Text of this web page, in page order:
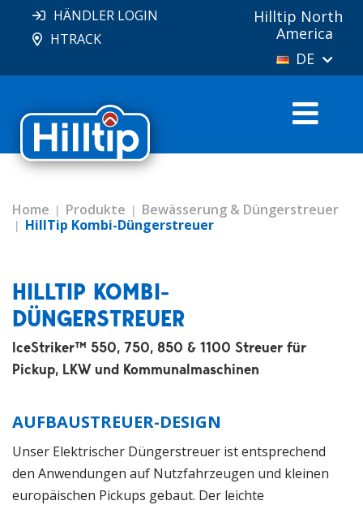
HÄNDLER LOGIN
HTRACK
Hilltip North
America
DE
Home Produkte
Bewässerung & Düngerstreuer
HillTip Kombi-Düngerstreuer
HILLTIP KOMBI-
DÜNGERSTREUER
IceStriker™ 550, 750, 850 & 1100 Streuer für
Pickup, LKW und Kommunalmaschinen
AUFBAUSTREUER-DESIGN
Unser Elektrischer Düngerstreuer ist entsprechend
den Anwendungen auf Nutzfahrzeugen und kleinen
europäischen Pickups gebaut. Der leichte